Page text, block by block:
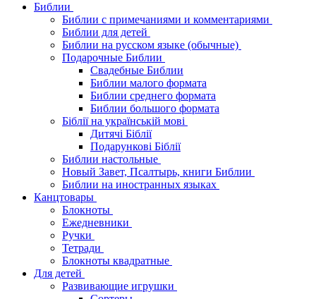
Библии
Библии с примечаниями и комментариями
Библии для детей
Библии на русском языке (обычные)
Подарочные Библии
Свадебные Библии
Библии малого формата
Библии среднего формата
Библии большого формата
Біблії на українській мові
Дитячі Біблії
Подарункові Біблії
Библии настольные
Новый Завет, Псалтырь, книги Библии
Библии на иностранных языках
Канцтовары
Блокноты
Ежедневники
Ручки
Тетради
Блокноты квадратные
Для детей
Развивающие игрушки